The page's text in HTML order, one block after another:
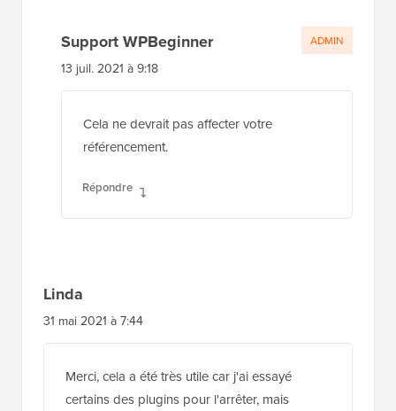
Support WPBeginner
13 juil. 2021 à 9:18
Cela ne devrait pas affecter votre
référencement.
Répondre
ADMIN
Linda
31 mai 2021 à 7:44
Merci, cela a été très utile car j'ai essayé
certains des plugins pour l'arrêter, mais